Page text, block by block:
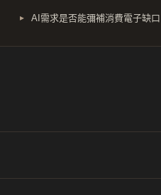
AI需求是否能彌補消費電子缺口